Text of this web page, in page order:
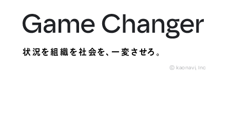
状況を組織を社会を、一変させろ。
© kaonavi, Inc